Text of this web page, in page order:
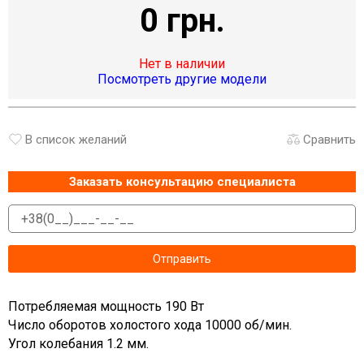
0 грн.
Нет в наличии
Посмотреть другие модели
В список желаний Сравнить
Заказать консультацию специалиста
Потребляемая мощность 190 Вт
Число оборотов холостого хода 10000 об/мин.
Угол колебания 1.2 мм.